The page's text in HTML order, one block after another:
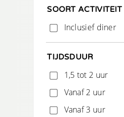
SOORT ACTIVITEIT
Inclusief diner
TIJDSDUUR
1,5 tot 2 uur
Vanaf 2 uur
Vanaf 3 uur